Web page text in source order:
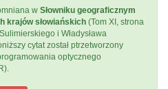
w Słowniku geograficznym
krajów słowiańskich (Tom XI, strona
i Władysława
cytat został ptrzetworzony
optycznego